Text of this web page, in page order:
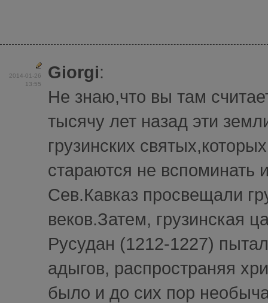
2014-01-26
13:55
Giorgi:
Не знаю,что вы там
тысячу лет назад эти
грузинских
стараются не вспоминать
Сев.Кавказ просвещали
веков.Затем, грузинская
Русудан (1212-1227)
адыгов, распространяя
было и до сих пор